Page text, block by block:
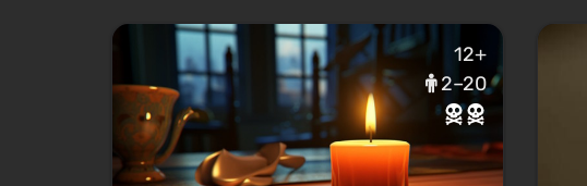
12+
2–20